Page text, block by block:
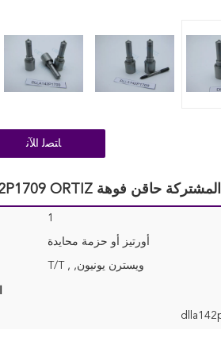
ﺎﺘﺼﻟ ﺍﻶﻧ
1
أورتيز أو حزمة محايدة
ويسترن يونيون, , T/T